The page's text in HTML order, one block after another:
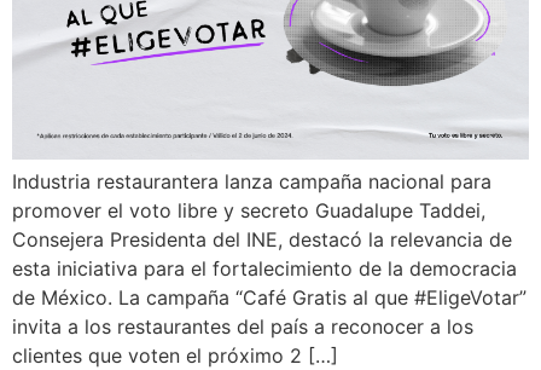
Industria restaurantera lanza campaña nacional para
promover el voto libre y secreto Guadalupe Taddei,
Consejera Presidenta del INE, destacó la relevancia de
esta iniciativa para el fortalecimiento de la democracia
de México. La campaña “Café Gratis al que #EligeVotar”
invita a los restaurantes del país a reconocer a los
clientes que voten el próximo 2 […]